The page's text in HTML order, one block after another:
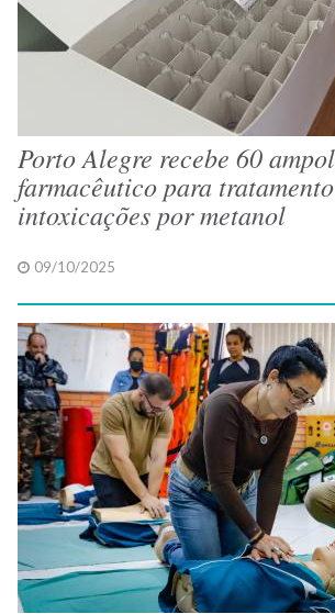
Porto Alegre recebe 60
farmacêutico para
intoxicações por metanol
09/10/2025